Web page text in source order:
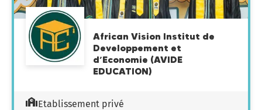
African Vision Institut de
Developpement et
d’Economie (AVIDE
EDUCATION)
Etablissement privé